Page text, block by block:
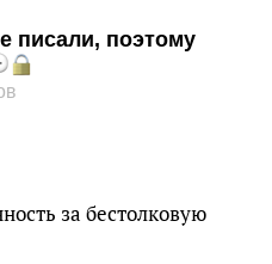
писали, поэтому
за бестолковую